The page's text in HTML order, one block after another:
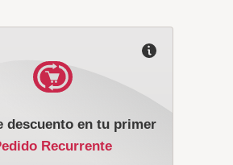
descuento en tu primer
Recurrente